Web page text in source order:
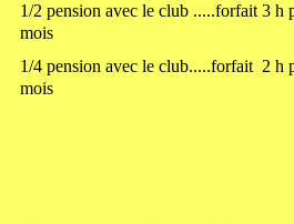
1/2 pension avec le club .....forfait 3 h
mois
1/4 pension avec le club.....forfait 2 h
mois